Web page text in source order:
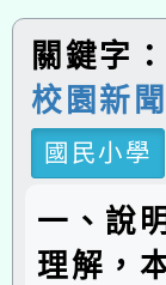
關鍵字：
校園新
國民小學
一、說
理解，